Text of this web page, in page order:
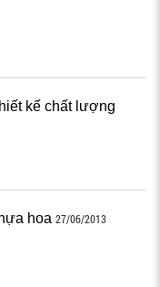
kế chất lượng
hoa 27/06/2013